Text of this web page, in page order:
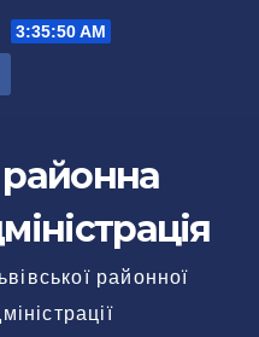
3:35:50 AM
районна
районної